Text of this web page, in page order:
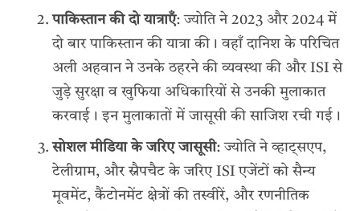
पाकिस्तान की दो यात्राएँ: ज्योति ने 2023 और 2024 में
दो बार पाकिस्तान की यात्रा की। वहाँ दानिश के परिचित
अली अहवान ने उनके ठहरने की व्यवस्था की और ISI से
जुड़े सुरक्षा व खुफिया अधिकारियों से उनकी मुलाकात
करवाई। इन मुलाकातों में जासूसी की साजिश रची गई।
सोशल मीडिया के जरिए जासूसी: ज्योति ने व्हाट्सएप,
टेलीग्राम, और स्नैपचैट के जरिए ISI एजेंटों को सैन्य
मूवमेंट, कैंटोनमेंट क्षेत्रों की तस्वीरें, और रणनीतिक